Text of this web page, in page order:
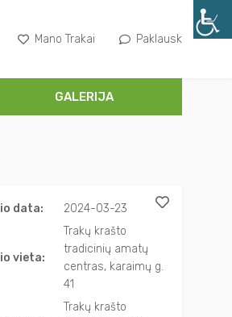
Mano Trakai Paklausk
GALERIJA
data: 2024-03-23
vieta:
Trakų krašto
tradicinių amatų
centras, karaimų g.
41
Trakų krašto